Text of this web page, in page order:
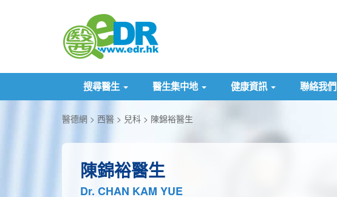
搜尋醫生 醫生集中地 健康資訊 聯絡我們
醫德網 西醫 兒科 陳錦裕醫生
陳錦裕醫生
Dr. CHAN KAM YUE